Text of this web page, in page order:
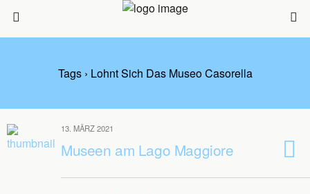
Tags › Lohnt Sich Das Museo Casorella
13. MÄRZ 2021
Museen am Lago Maggiore